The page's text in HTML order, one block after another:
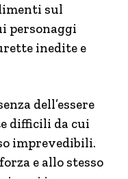
sul
personaggi
inedite e
dell’essere
difficili da cui
imprevedibili.
e allo stesso